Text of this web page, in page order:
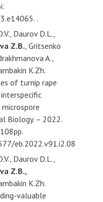
.
Daurov D.L.,
Z.B., Gritsenko
A.,
K.Zh.
of turnip rape
Biology. – 2022.
eb.2022.v91.i2.08
Daurov D.L.,
Z.B.,
K.Zh.
valuable